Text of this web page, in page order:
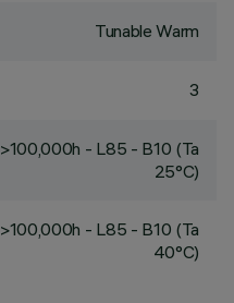
Tunable Warm
3
>100,000h - L85 - B10 (Ta
25°C)
>100,000h - L85 - B10 (Ta
40°C)